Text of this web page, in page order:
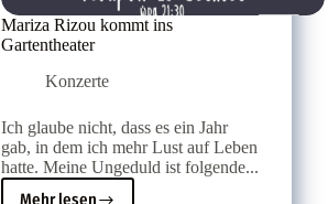
Mariza Rizou kommt ins
Gartentheater
Konzerte
Ich glaube nicht, dass es ein Jahr
gab, in dem ich mehr Lust auf Leben
hatte. Meine Ungeduld ist folgende...
Mehr lesen